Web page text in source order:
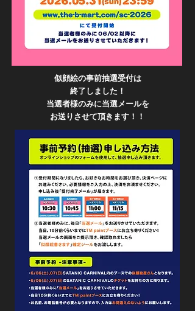
似顔絵の事前抽選受付は
終了しました！
当選者様のみに当選メールを
お送りさせて頂きます！！